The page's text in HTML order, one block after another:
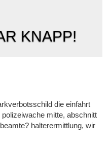
KNAPP!
die einfahrt
mitte, abschnitt
halterermittlung, wir